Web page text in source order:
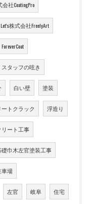
会社CoatingPro
Let's株式会社FreelyArt
ForeverCoat
スタッフの呟き
白い壁 塗装
ートクラック 浮造り
リート工事
礎巾木左官塗装工事
車場
左官 岐阜 住宅